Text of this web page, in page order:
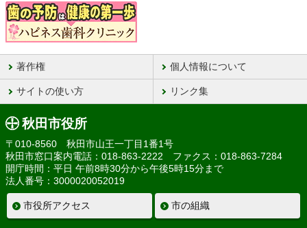
著作権 個人情報について
サイトの使い方 リンク集
秋田市役所
〒010-8560 秋田市山王一丁目1番1号
秋田市窓口案内電話：018-863-2222 ファクス：018-863-7284
開庁時間：平日 午前8時30分から午後5時15分まで
法人番号：3000020052019
市役所アクセス 市の組織